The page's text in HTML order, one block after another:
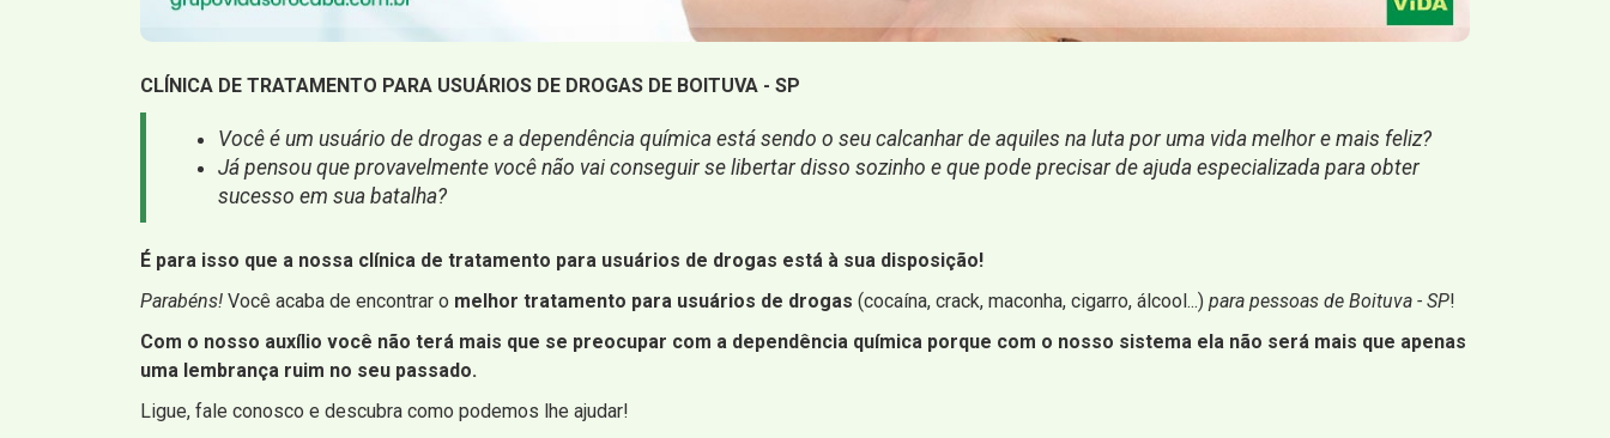
CLÍNICA DE TRATAMENTO PARA USUÁRIOS DE DROGAS DE BOITUVA - SP
Você é um usuário de drogas e a dependência química está sendo o seu calcanhar de aquiles na luta por uma vida melhor e mais feliz?
Já pensou que provavelmente você não vai conseguir se libertar disso sozinho e que pode precisar de ajuda especializada para obter
sucesso em sua batalha?
É para isso que a nossa clínica de tratamento para usuários de drogas está à sua disposição!
Parabéns! Você acaba de encontrar o melhor tratamento para usuários de drogas (cocaína, crack, maconha, cigarro, álcool...) para pessoas de Boituva - SP!
Com o nosso auxílio você não terá mais que se preocupar com a dependência química porque com o nosso sistema ela não será mais que apenas
uma lembrança ruim no seu passado.
Ligue, fale conosco e descubra como podemos lhe ajudar!